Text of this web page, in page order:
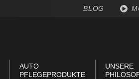
BLOG
AUTO
PFLEGEPRODUKTE
UNSERE